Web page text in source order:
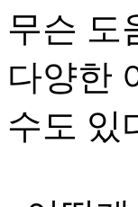
무슨 도
다양한
수도 있